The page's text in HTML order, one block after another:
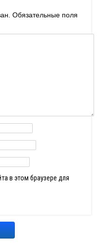
Обязательные поля
в этом браузере для